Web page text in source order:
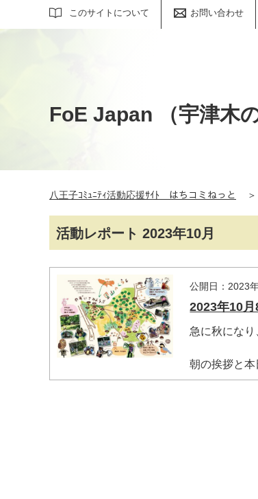
このサイトについて お問い合わせ
サイト内検索
FoE Japan （宇津木
八王子ｺﾐｭﾆﾃｨ活動応援ｻｲﾄ はちコミねっと ＞
活動レポート 2023年10月
公開日：2023
2023年10
急に秋にな
朝の挨拶と本